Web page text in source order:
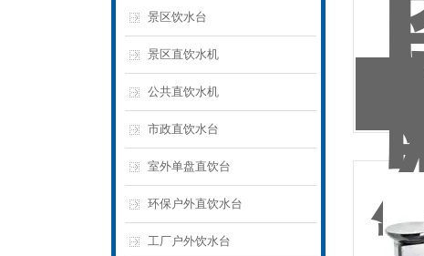
景区饮水台
景区直饮水机
公共直饮水机
市政直饮水台
室外单盘直饮台
环保户外直饮水台
工厂户外饮水台